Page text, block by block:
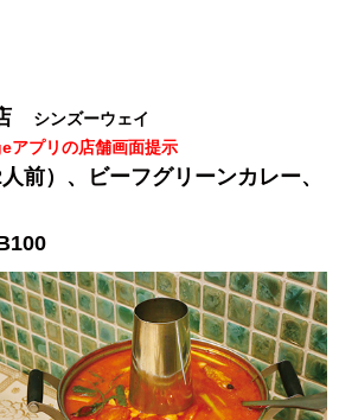
シンズーウェイ
プリの店舗画面提示
前）、ビーフグリーンカレー、